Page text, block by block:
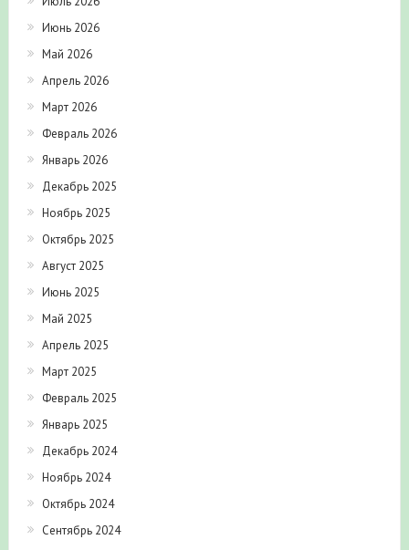
Июнь 2026
Май 2026
Апрель 2026
Март 2026
Февраль 2026
Январь 2026
Декабрь 2025
Ноябрь 2025
Октябрь 2025
Август 2025
Июнь 2025
Май 2025
Апрель 2025
Март 2025
Февраль 2025
Январь 2025
Декабрь 2024
Ноябрь 2024
Октябрь 2024
Сентябрь 2024